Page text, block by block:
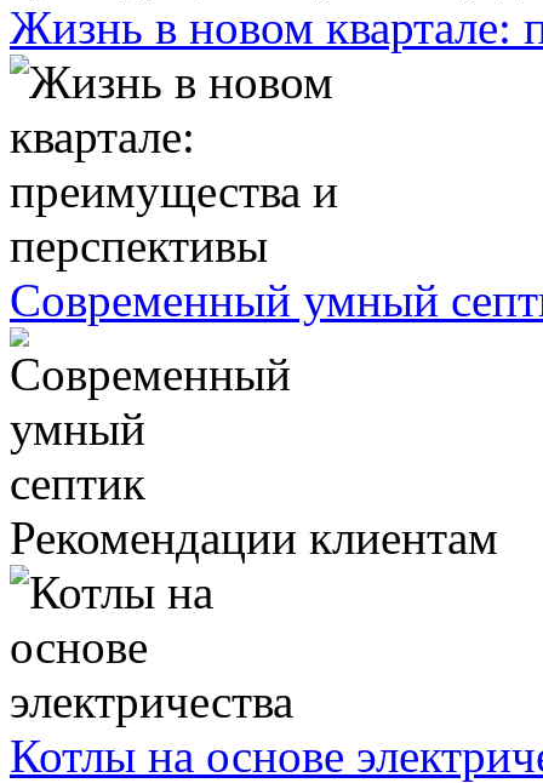
Жизнь в новом квартале:
Современный умный
Рекомендации клиентам
Котлы на основе